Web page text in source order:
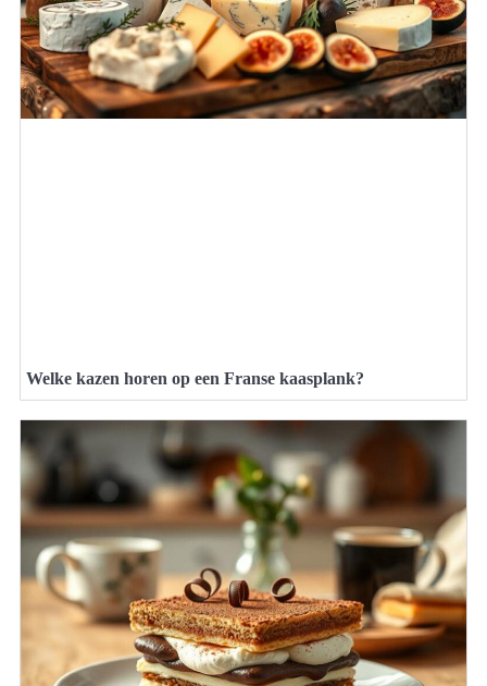
Welke kazen horen op een Franse kaasplank?